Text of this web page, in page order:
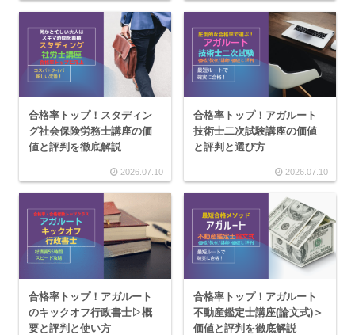
合格率トップ！スタディン
グ社会保険労務士講座の価
値と評判を徹底解説
2026.07.10
合格率トップ！アガルート
技術士二次試験講座の価値
と評判と選び方
2026.07.10
合格率トップ！アガルート
のキックオフ行政書士▷概
要と評判と使い方
合格率トップ！アガルート
不動産鑑定士講座(論文式)＞
価値と評判を徹底解説